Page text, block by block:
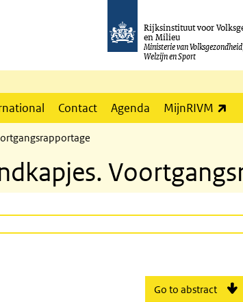
Rijksinstituut voor
en Milieu
Ministerie van
Welzijn en Sport
Contact Agenda MijnRIVM
report
Go to abstract